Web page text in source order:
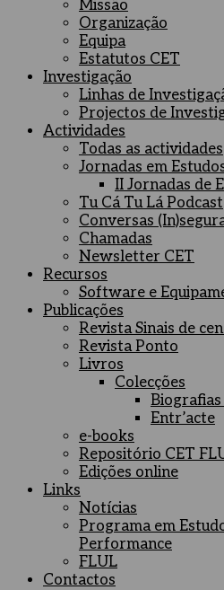
Missão
Organização
Equipa
Estatutos CET
Investigação
Linhas de
Projectos de
Actividades
Todas as actividades
Jornadas em
II Jornadas de
Tu Cá Tu Lá Podcast
Conversas
Chamadas
Newsletter CET
Recursos
Software e
Publicações
Revista Sinais de
Revista Ponto
Livros
Colecções
Entr’acte
e-books
Repositório CET
Edições online
Links
Notícias
Programa em
Performance
FLUL
Contactos